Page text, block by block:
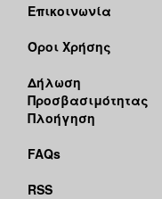
Επικοινωνία
Όροι Χρήσης
Δήλωση
Προσβασιμότητας
Πλοήγηση
FAQs
RSS